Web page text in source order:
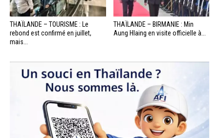
THAÏLANDE – TOURISME : Le
rebond est confirmé en juillet,
mais...
THAÏLANDE – BIRMANIE : Min
Aung Hlaing en visite officielle à...